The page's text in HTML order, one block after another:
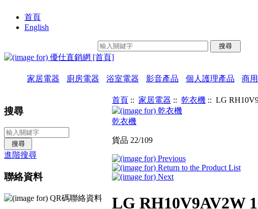
首頁
English
家居電器 廚房電器 浴室電器 影音產品 個人護理產品 商
搜尋
進階搜尋
聯絡資料
首頁:: 家居電器 :: 乾衣機:: LG
乾衣機
貨品 22/109
LG RH10V9AV2W